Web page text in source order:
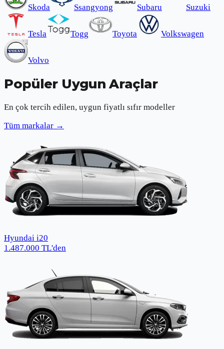
Skoda Ssangyong Subaru Suzuki
Tesla Togg Toyota Volkswagen
Volvo
Popüler Uygun Araçlar
En çok tercih edilen, uygun fiyatlı sıfır modeller
Tüm markalar →
Hyundai i20
1.487.000 TL'den